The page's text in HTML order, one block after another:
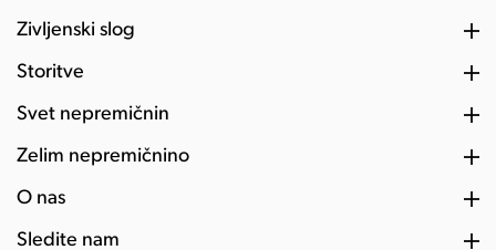
Življenski slog
Storitve
Svet nepremičnin
Želim nepremičnino
O nas
Sledite nam